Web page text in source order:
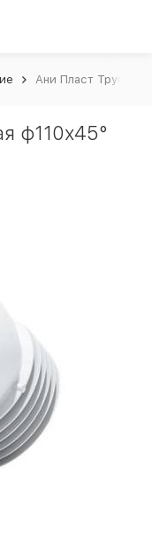
Ани Пласт Труба
ф110х45°